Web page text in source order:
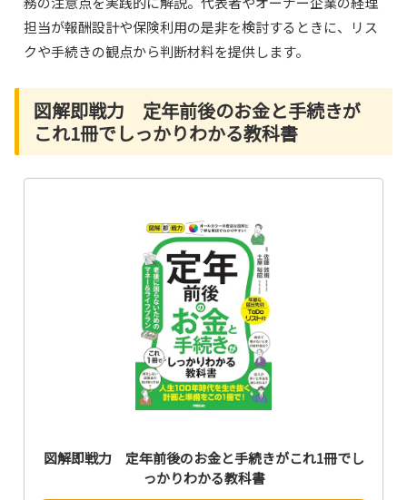
担当が報酬設計や保険利用の是非を検討するときに、リス
クや手続きの観点から判断材料を提供します。
図解即戦力 定年前後のお金と手続きが
これ1冊でしっかりわかる教科書
図解即戦力 定年前後のお金と手続きがこれ1冊でし
っかりわかる教科書